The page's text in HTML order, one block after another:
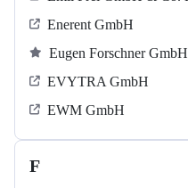
Enerent GmbH
Eugen Forschner GmbH
EVYTRA GmbH
EWM GmbH
F